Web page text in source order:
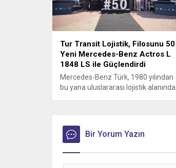
Tur Transit Lojistik, Filosunu 50
Yeni Mercedes-Benz Actros L
1848 LS ile Güçlendirdi
Mercedes-Benz Türk, 1980 yılından
bu yana uluslararası lojistik alanında
gerçekleştirdi.
Bir Yorum Yazın